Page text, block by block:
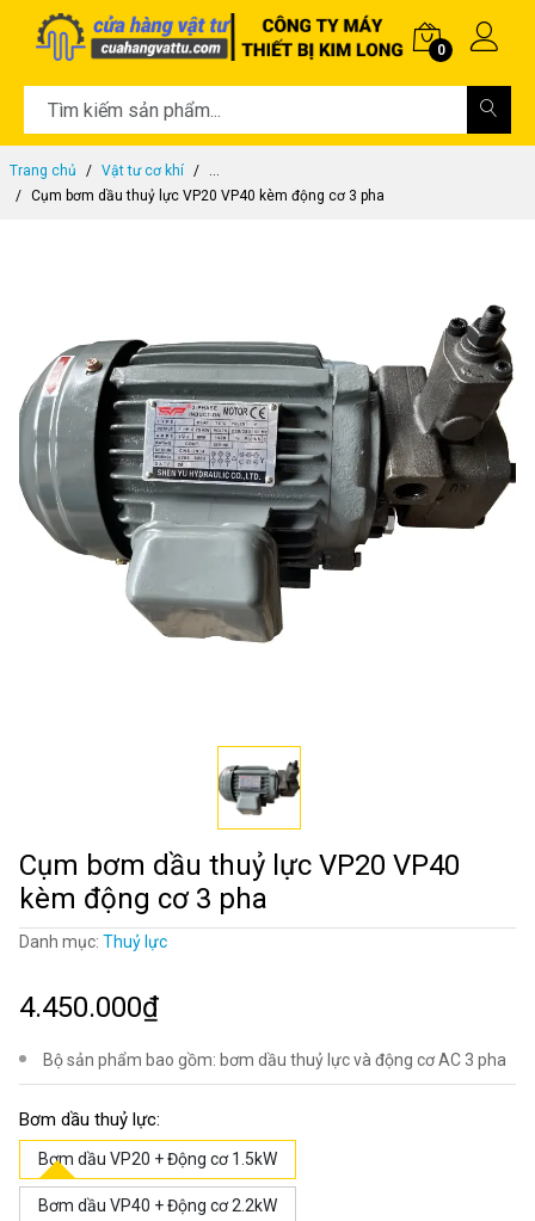
0
Trang chủ Vật tư cơ khí
...
Cụm bơm dầu thuỷ lực VP20 VP40 kèm động cơ 3 pha
Cụm bơm dầu thuỷ lực VP20 VP40
kèm động cơ 3 pha
Danh mục: Thuỷ lực
4.450.000₫
Bộ sản phẩm bao gồm: bơm dầu thuỷ lực và động cơ AC 3 pha
Bơm dầu thuỷ lực:
Bơm dầu VP20 + Động cơ 1.5kW
Bơm dầu VP40 + Động cơ 2.2kW